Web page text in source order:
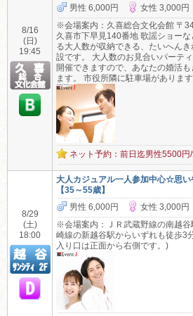
8/16
(日)
19:45
男性 6,000円
女性 3,000円
※会場案内：久喜総合文化会館 〒
久喜市下早見140番地 歌謡ショー
る大人数が収納できる、たいへん
設です。 大人数のお見合いパーテ
開催できますので、あなたの婚活
ます。 市役所隣に駐車場があります
ネット予約：前日迄男性5500円
8/29
(土)
18:00
大人カジュアル一人参加中心☆思い
【35～55歳】
男性 6,000円
女性 3,000円
※会場案内：ＪＲ武蔵野線の南越谷
崎線の新越谷駅からいずれも徒歩3
入り口は正面から右側です。)